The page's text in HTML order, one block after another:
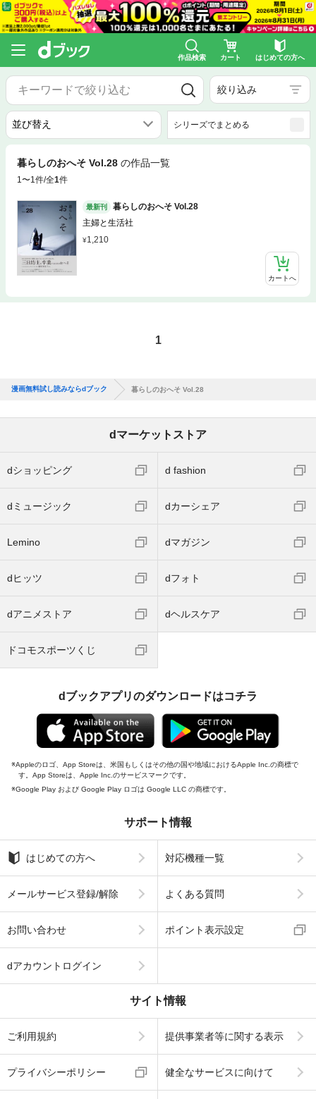
作品検索 カート はじめての方へ
絞り込み
シリーズでまとめる
暮らしのおへそ Vol.28 の作品一覧
1〜1件/全1件
最新刊
暮らしのおへそ Vol.28
主婦と生活社
1,210
カートへ
1
漫画無料試し読みならdブック 暮らしのおへそ Vol.28
dマーケットストア
dショッピング d fashion
dミュージック dカーシェア
Lemino dマガジン
dヒッツ dフォト
dアニメストア dヘルスケア
ドコモスポーツくじ
dブックアプリのダウンロードはコチラ
Appleのロゴ、App Storeは、米国もしくはその他の国や地域におけるApple Inc.の商標で
す。App Storeは、Apple Inc.のサービスマークです。
Google Play および Google Play ロゴは Google LLC の商標です。
サポート情報
はじめての方へ 対応機種一覧
メールサービス登録/解除 よくある質問
お問い合わせ ポイント表示設定
dアカウントログイン
サイト情報
ご利用規約 提供事業者等に関する表示
プライバシーポリシー 健全なサービスに向けて